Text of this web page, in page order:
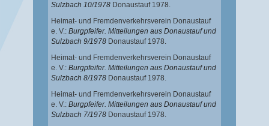
Sulzbach 10/1978 Donaustauf 1978.
Heimat- und Fremdenverkehrsverein Donaustauf
e. V.: Burgpfeifer. Mitteilungen aus Donaustauf und
Sulzbach 9/1978 Donaustauf 1978.
Heimat- und Fremdenverkehrsverein Donaustauf
e. V.: Burgpfeifer. Mitteilungen aus Donaustauf und
Sulzbach 8/1978 Donaustauf 1978.
Heimat- und Fremdenverkehrsverein Donaustauf
e. V.: Burgpfeifer. Mitteilungen aus Donaustauf und
Sulzbach 7/1978 Donaustauf 1978.